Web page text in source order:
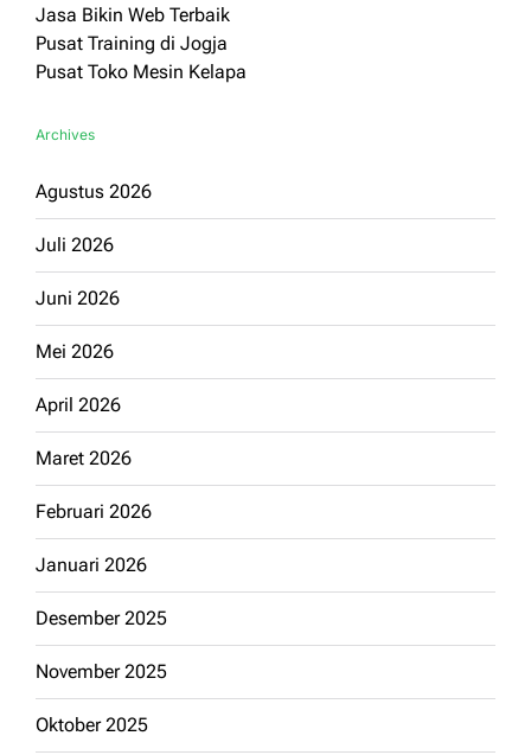
Jasa Bikin Web Terbaik
Pusat Training di Jogja
Pusat Toko Mesin Kelapa
Archives
Agustus 2026
Juli 2026
Juni 2026
Mei 2026
April 2026
Maret 2026
Februari 2026
Januari 2026
Desember 2025
November 2025
Oktober 2025